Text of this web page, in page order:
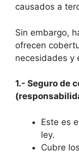
causados a
Sin embargo,
ofrecen
necesidades y
1.- Seguro de
Este es
ley.
Cubre